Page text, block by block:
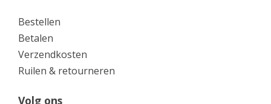
Bestellen
Betalen
Verzendkosten
Ruilen & retourneren
Volg ons